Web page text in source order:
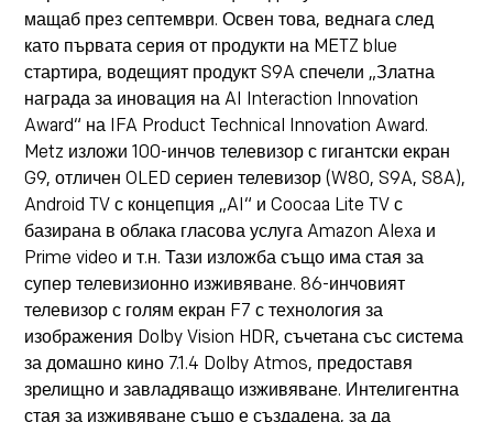
мащаб през септември. Освен това, веднага след
като първата серия от продукти на METZ blue
стартира, водещият продукт S9A спечели „Златна
награда за иновация на AI Interaction Innovation
Award“ на IFA Product Technical Innovation Award.
Metz изложи 100-инчов телевизор с гигантски екран
G9, отличен OLED сериен телевизор (W80, S9A, S8A),
Android TV с концепция „AI“ и Coocaa Lite TV с
базирана в облака гласова услуга Amazon Alexa и
Prime video и т.н. Тази изложба също има стая за
супер телевизионно изживяване. 86-инчовият
телевизор с голям екран F7 с технология за
изображения Dolby Vision HDR, съчетана със система
за домашно кино 7.1.4 Dolby Atmos, предоставя
зрелищно и завладяващо изживяване. Интелигентна
стая за изживяване също е създадена, за да